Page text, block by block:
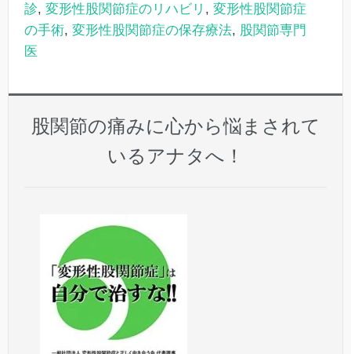
診, 変形性股関節症のリハビリ , 変形性股関節症
の手術, 変形性股関節症の保存療法, 股関節専門
医
股関節の痛みに心から悩まされて
いるアナタへ！